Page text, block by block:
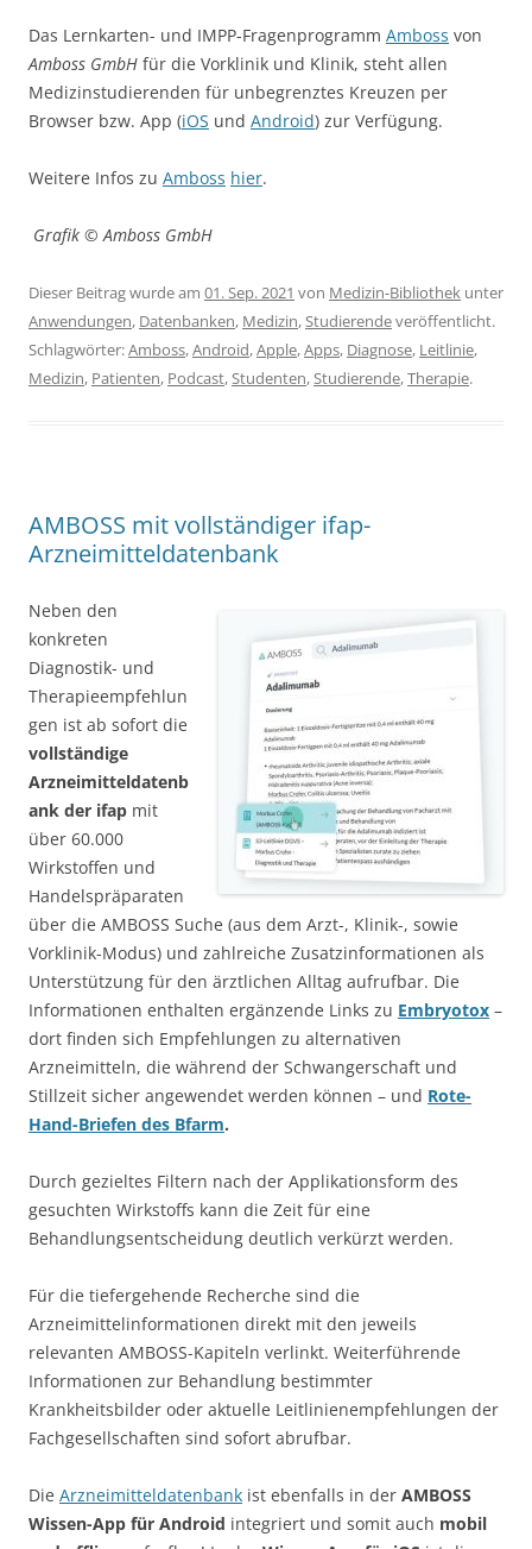
Das Lernkarten- und IMPP-Fragenprogramm Amboss von
Amboss GmbH für die Vorklinik und Klinik, steht allen
Medizinstudierenden für unbegrenztes Kreuzen per
Browser bzw. App (iOS und Android) zur Verfügung.
Weitere Infos zu Amboss hier.
Grafik © Amboss GmbH
Dieser Beitrag wurde am 01. Sep. 2021 von Medizin-Bibliothek unter
Anwendungen, Datenbanken, Medizin,Studierendeveröffentlicht.
Schlagwörter:Amboss,Android,Apple,Apps, Diagnose, Leitlinie,
Medizin, Patienten, Podcast,Studenten,Studierende,Therapie.
AMBOSS mit vollständiger ifap-
Arzneimitteldatenbank
Neben den
konkreten
Diagnostik- und
Therapieempfehlun
gen ist ab sofort die
vollständige
Arzneimitteldatenb
ank der ifap mit
über 60.000
Wirkstoffen und
Handelspräparaten
über die AMBOSS Suche (aus dem Arzt-, Klinik-, sowie
Vorklinik-Modus) und zahlreiche Zusatzinformationen als
Unterstützung für den ärztlichen Alltag aufrufbar. Die
Informationen enthalten ergänzende Links zu Embryotox –
dort finden sich Empfehlungen zu alternativen
Arzneimitteln, die während der Schwangerschaft und
Stillzeit sicher angewendet werden können – und Rote-
Hand-Briefen des Bfarm.
Durch gezieltes Filtern nach der Applikationsform des
gesuchten Wirkstoffs kann die Zeit für eine
Behandlungsentscheidung deutlich verkürzt werden.
Für die tiefergehende Recherche sind die
Arzneimittelinformationen direkt mit den jeweils
relevanten AMBOSS-Kapiteln verlinkt. Weiterführende
Informationen zur Behandlung bestimmter
Krankheitsbilder oder aktuelle Leitlinienempfehlungen der
Fachgesellschaften sind sofort abrufbar.
Die Arzneimitteldatenbank ist ebenfalls in der AMBOSS
Wissen-App für Android integriert und somit auch mobil